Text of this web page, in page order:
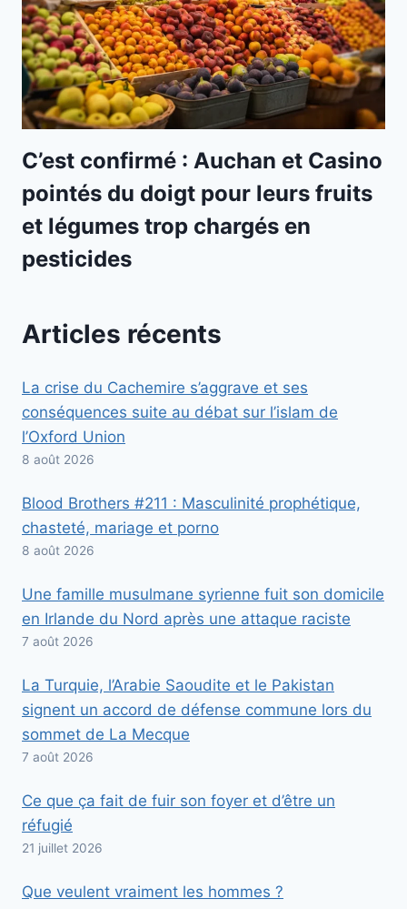
C’est confirmé : Auchan et Casino
pointés du doigt pour leurs fruits
et légumes trop chargés en
pesticides
Articles récents
La crise du Cachemire s’aggrave et ses
conséquences suite au débat sur l’islam de
l’Oxford Union
8 août 2026
Blood Brothers #211 : Masculinité prophétique,
chasteté, mariage et porno
8 août 2026
Une famille musulmane syrienne fuit son domicile
en Irlande du Nord après une attaque raciste
7 août 2026
La Turquie, l’Arabie Saoudite et le Pakistan
signent un accord de défense commune lors du
sommet de La Mecque
7 août 2026
Ce que ça fait de fuir son foyer et d’être un
réfugié
21 juillet 2026
Que veulent vraiment les hommes ?